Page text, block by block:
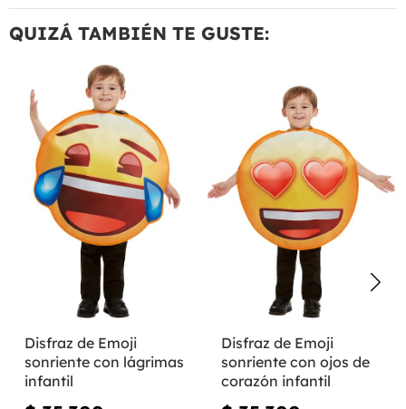
QUIZÁ TAMBIÉN TE GUSTE:
Disfraz de Emoji
sonriente con lágrimas
infantil
Disfraz de Emoji
sonriente con ojos de
corazón infantil